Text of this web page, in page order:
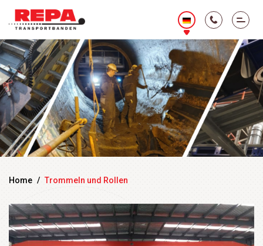
Home / Trommeln und Rollen